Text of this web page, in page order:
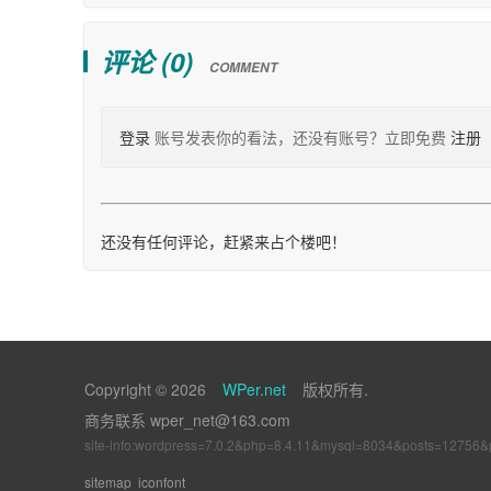
评论 (0) COMMENT
登录 账号发表你的看法，还没有账号？立即免费 注册
还没有任何评论，赶紧来占个楼吧！
Copyright © 2026 WPer.net
版权所有.
商务联系 wper_net@163.com
site-
sitemap iconfont